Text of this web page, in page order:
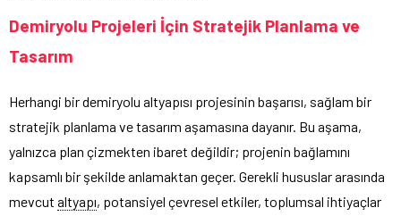
Demiryolu Projeleri İçin Stratejik Planlama ve
Tasarım
Herhangi bir demiryolu altyapısı projesinin başarısı, sağlam bir
stratejik planlama ve tasarım aşamasına dayanır. Bu aşama,
yalnızca plan çizmekten ibaret değildir; projenin bağlamını
kapsamlı bir şekilde anlamaktan geçer. Gerekli hususlar arasında
mevcut altyapı, potansiyel çevresel etkiler, toplumsal ihtiyaçlar